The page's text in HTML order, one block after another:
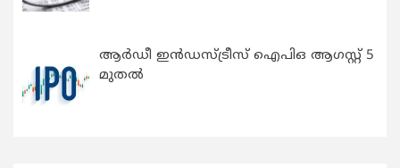
ആർഡീ ഇൻഡസ്ട്രീസ് ഐപിഒ ആഗസ്റ്റ് 5
മുതൽ